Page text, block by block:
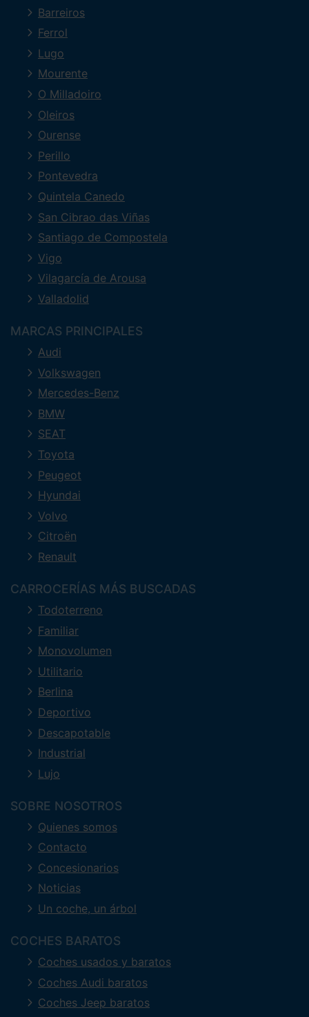
Barreiros
Ferrol
Lugo
Mourente
O Milladoiro
Oleiros
Ourense
Perillo
Pontevedra
Quintela Canedo
San Cibrao das Viñas
Santiago de Compostela
Vigo
Vilagarcía de Arousa
Valladolid
MARCAS PRINCIPALES
Audi
Volkswagen
Mercedes-Benz
BMW
SEAT
Toyota
Peugeot
Hyundai
Volvo
Citroën
Renault
CARROCERÍAS MÁS BUSCADAS
Todoterreno
Familiar
Monovolumen
Utilitario
Berlina
Deportivo
Descapotable
Industrial
Lujo
SOBRE NOSOTROS
Quienes somos
Contacto
Concesionarios
Noticias
Un coche, un árbol
COCHES BARATOS
Coches usados y baratos
Coches Audi baratos
Coches Jeep baratos